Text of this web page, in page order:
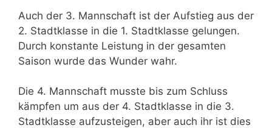
Auch der 3. Mannschaft ist der Aufstieg aus der
2. Stadtklasse in die 1. Stadtklasse gelungen.
Durch konstante Leistung in der gesamten
Saison wurde das Wunder wahr.
Die 4. Mannschaft musste bis zum Schluss
kämpfen um aus der 4. Stadtklasse in die 3.
Stadtklasse aufzusteigen, aber auch ihr ist dies